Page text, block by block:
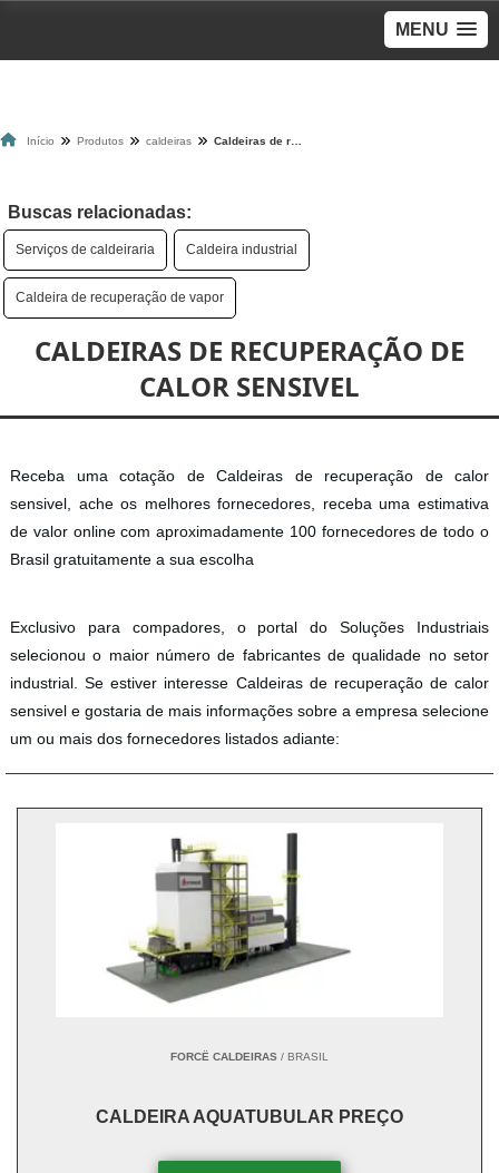
MENU
Início Produtos caldeiras
Buscas relacionadas:
Serviços de caldeiraria Caldeira industrial
Caldeira de recuperação de vapor
CALDEIRAS DE RECUPERAÇÃO DE
CALOR SENSIVEL
Receba uma cotação de Caldeiras de recuperação de calor
sensivel, ache os melhores fornecedores, receba uma estimativa
de valor online com aproximadamente 100 fornecedores de todo o
Brasil gratuitamente a sua escolha
Exclusivo para compadores, o portal do Soluções Industriais
selecionou o maior número de fabricantes de qualidade no setor
industrial. Se estiver interesse Caldeiras de recuperação de calor
sensivel e gostaria de mais informações sobre a empresa selecione
um ou mais dos fornecedores listados adiante:
FORCË CALDEIRAS / BRASIL
CALDEIRA AQUATUBULAR PREÇO